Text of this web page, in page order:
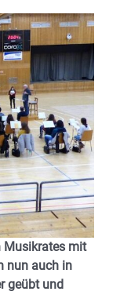
Musikrates mit
nun auch in
geübt und